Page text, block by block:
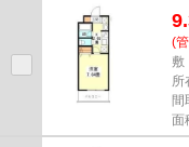
(
敷
所
間
面